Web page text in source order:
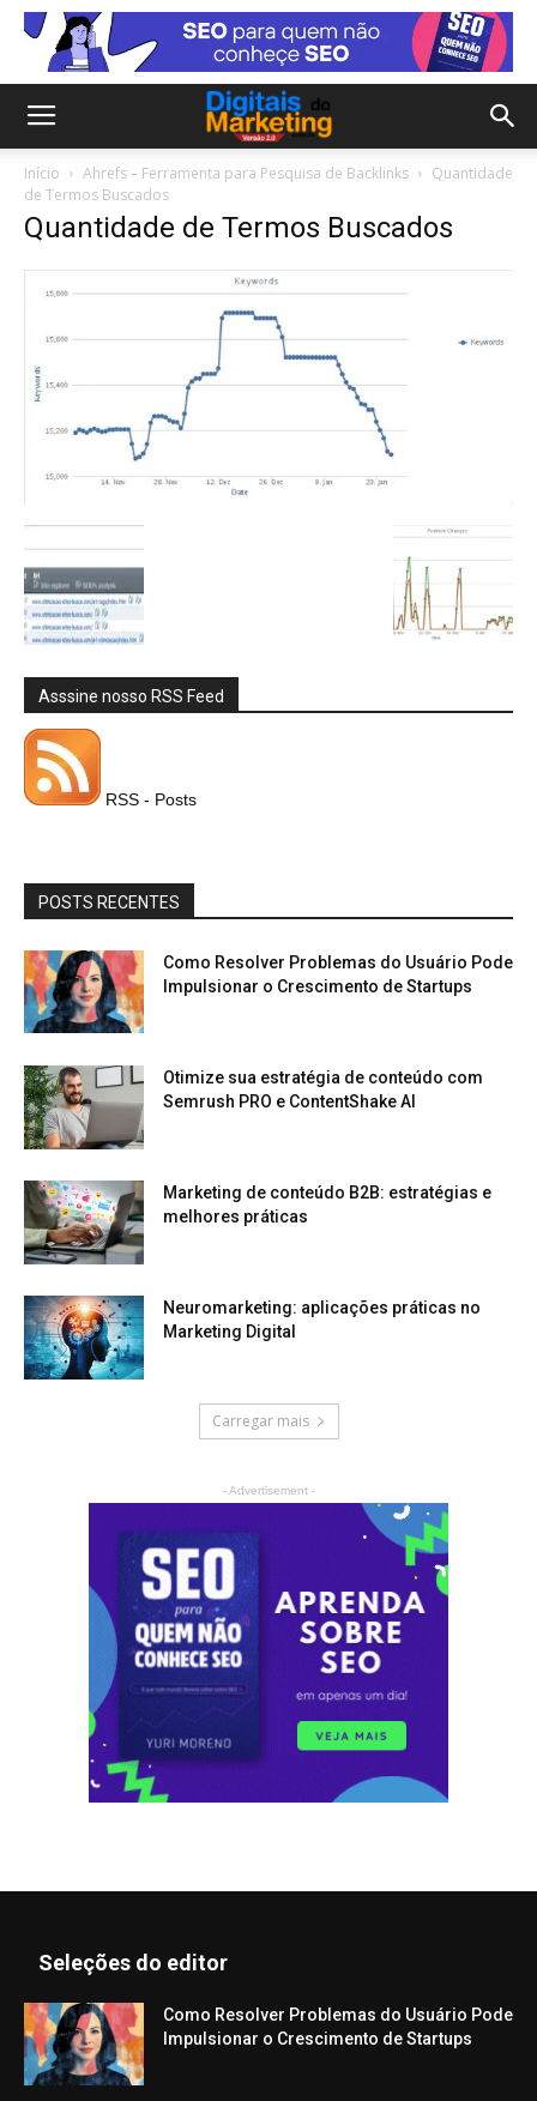
Início Ahrefs – Ferramenta para Pesquisa de Backlinks
Quantidade
de Termos Buscados
Quantidade de Termos Buscados
Asssine nosso RSS Feed
RSS - Posts
POSTS RECENTES
Como Resolver Problemas do Usuário Pode
Impulsionar o Crescimento de Startups
Otimize sua estratégia de conteúdo com
Semrush PRO e ContentShake AI
Marketing de conteúdo B2B: estratégias e
melhores práticas
Neuromarketing: aplicações práticas no
Marketing Digital
Carregar mais
- Advertisement -
Seleções do editor
Como Resolver Problemas do Usuário Pode
Impulsionar o Crescimento de Startups